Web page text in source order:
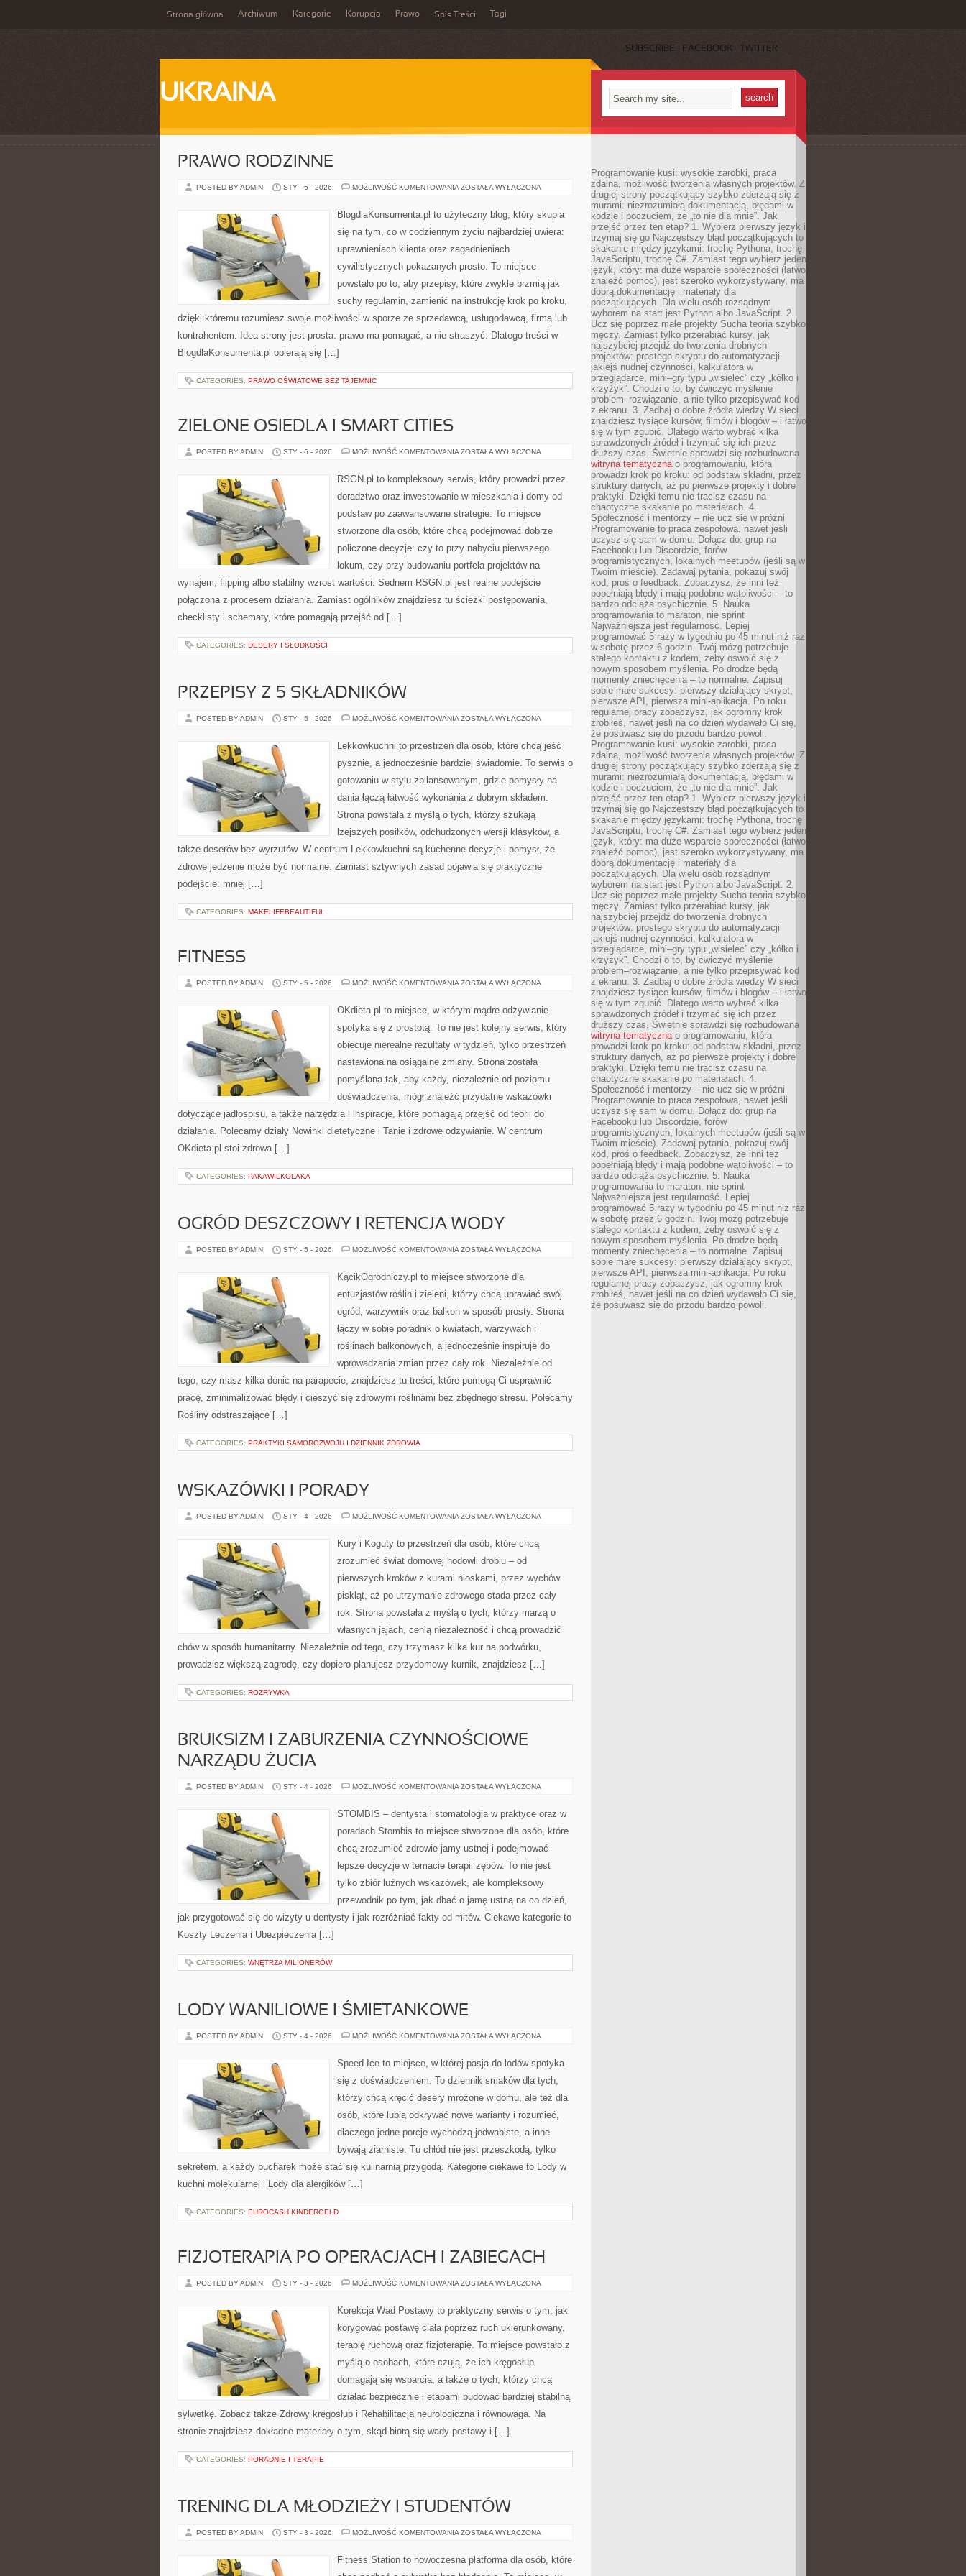
Strona główna Archiwum Kategorie Korupcja Prawo Spis Treści Tagi
SUBSCRIBE FACEBOOK TWITTER
UKRAINA
PRAWO RODZINNE
POSTED BY ADMIN STY - 6 - 2026 MOŻLIWOŚĆ KOMENTOWANIA PRAWO
ZOSTAŁA WYŁĄCZONA
BlogdlaKonsumenta.pl to użyteczny blog, który skupia
się na tym, co w codziennym życiu najbardziej uwiera:
uprawnieniach klienta oraz zagadnieniach
cywilistycznych pokazanych prosto. To miejsce
powstało po to, aby przepisy, które zwykle brzmią jak
suchy regulamin, zamienić na instrukcję krok po kroku,
dzięki któremu rozumiesz swoje możliwości w sporze ze sprzedawcą, usługodawcą, firmą lub
kontrahentem. Idea strony jest prosta: prawo ma pomagać, a nie straszyć. Dlatego treści w
BlogdlaKonsumenta.pl opierają się […]
CATEGORIES: PRAWO OŚWIATOWE BEZ TAJEMNIC
ZIELONE OSIEDLA I SMART CITIES
POSTED BY ADMIN STY - 6 - 2026 MOŻLIWOŚĆ KOMENTOWANIA ZIELONE
SMART
CITIES
ZOSTAŁA WYŁĄCZONA
RSGN.pl to kompleksowy serwis, który prowadzi przez
doradztwo oraz inwestowanie w mieszkania i domy od
podstaw po zaawansowane strategie. To miejsce
stworzone dla osób, które chcą podejmować dobrze
policzone decyzje: czy to przy nabyciu pierwszego
lokum, czy przy budowaniu portfela projektów na
wynajem, flipping albo stabilny wzrost wartości. Sednem RSGN.pl jest realne podejście
połączona z procesem działania. Zamiast ogólników znajdziesz tu ścieżki postępowania,
checklisty i schematy, które pomagają przejść od […]
CATEGORIES: DESERY I SŁODKOŚCI
PRZEPISY Z 5 SKŁADNIKÓW
POSTED BY ADMIN STY - 5 - 2026 MOŻLIWOŚĆ KOMENTOWANIA PRZEPISY
SKŁADNIKÓW
ZOSTAŁA WYŁĄCZONA
Lekkowkuchni to przestrzeń dla osób, które chcą jeść
pysznie, a jednocześnie bardziej świadomie. To serwis o
gotowaniu w stylu zbilansowanym, gdzie pomysły na
dania łączą łatwość wykonania z dobrym składem.
Strona powstała z myślą o tych, którzy szukają
lżejszych posiłków, odchudzonych wersji klasyków, a
także deserów bez wyrzutów. W centrum Lekkowkuchni są kuchenne decyzje i pomysł, że
zdrowe jedzenie może być normalne. Zamiast sztywnych zasad pojawia się praktyczne
podejście: mniej […]
CATEGORIES: MAKELIFEBEAUTIFUL
FITNESS
POSTED BY ADMIN STY - 5 - 2026 MOŻLIWOŚĆ KOMENTOWANIA FITNESS
ZOSTAŁA WYŁĄCZONA
OKdieta.pl to miejsce, w którym mądre odżywianie
spotyka się z prostotą. To nie jest kolejny serwis, który
obiecuje nierealne rezultaty w tydzień, tylko przestrzeń
nastawiona na osiągalne zmiany. Strona została
pomyślana tak, aby każdy, niezależnie od poziomu
doświadczenia, mógł znaleźć przydatne wskazówki
dotyczące jadłospisu, a także narzędzia i inspiracje, które pomagają przejść od teorii do
działania. Polecamy działy Nowinki dietetyczne i Tanie i zdrowe odżywianie. W centrum
OKdieta.pl stoi zdrowa […]
CATEGORIES: PAKAWILKOLAKA
OGRÓD DESZCZOWY I RETENCJA WODY
POSTED BY ADMIN STY - 5 - 2026 MOŻLIWOŚĆ KOMENTOWANIA OGRÓD
RETENCJA
WODY
ZOSTAŁA WYŁĄCZONA
KącikOgrodniczy.pl to miejsce stworzone dla
entuzjastów roślin i zieleni, którzy chcą uprawiać swój
ogród, warzywnik oraz balkon w sposób prosty. Strona
łączy w sobie poradnik o kwiatach, warzywach i
roślinach balkonowych, a jednocześnie inspiruje do
wprowadzania zmian przez cały rok. Niezależnie od
tego, czy masz kilka donic na parapecie, znajdziesz tu treści, które pomogą Ci usprawnić
pracę, zminimalizować błędy i cieszyć się zdrowymi roślinami bez zbędnego stresu. Polecamy
Rośliny odstraszające […]
CATEGORIES: PRAKTYKI SAMOROZWOJU I DZIENNIK ZDROWIA
WSKAZÓWKI I PORADY
POSTED BY ADMIN STY - 4 - 2026 MOŻLIWOŚĆ KOMENTOWANIA WSKAZÓWKI
ZOSTAŁA WYŁĄCZONA
Kury i Koguty to przestrzeń dla osób, które chcą
zrozumieć świat domowej hodowli drobiu – od
pierwszych kroków z kurami nioskami, przez wychów
piskląt, aż po utrzymanie zdrowego stada przez cały
rok. Strona powstała z myślą o tych, którzy marzą o
własnych jajach, cenią niezależność i chcą prowadzić
chów w sposób humanitarny. Niezależnie od tego, czy trzymasz kilka kur na podwórku,
prowadzisz większą zagrodę, czy dopiero planujesz przydomowy kurnik, znajdziesz […]
CATEGORIES: ROZRYWKA
BRUKSIZM I ZABURZENIA CZYNNOŚCIOWE
NARZĄDU ŻUCIA
POSTED BY ADMIN STY - 4 - 2026 MOŻLIWOŚĆ KOMENTOWANIA BRUKSIZM
CZYNNOŚCIOWE
NARZĄDU
ZOSTAŁA WYŁĄCZONA
STOMBIS – dentysta i stomatologia w praktyce oraz w
poradach Stombis to miejsce stworzone dla osób, które
chcą zrozumieć zdrowie jamy ustnej i podejmować
lepsze decyzje w temacie terapii zębów. To nie jest
tylko zbiór luźnych wskazówek, ale kompleksowy
przewodnik po tym, jak dbać o jamę ustną na co dzień,
jak przygotować się do wizyty u dentysty i jak rozróżniać fakty od mitów. Ciekawe kategorie to
Koszty Leczenia i Ubezpieczenia […]
CATEGORIES: WNĘTRZA MILIONERÓW
LODY WANILIOWE I ŚMIETANKOWE
POSTED BY ADMIN STY - 4 - 2026 MOŻLIWOŚĆ KOMENTOWANIA LODY
ŚMIETANKOWE
ZOSTAŁA WYŁĄCZONA
Speed-Ice to miejsce, w której pasja do lodów spotyka
się z doświadczeniem. To dziennik smaków dla tych,
którzy chcą kręcić desery mrożone w domu, ale też dla
osób, które lubią odkrywać nowe warianty i rozumieć,
dlaczego jedne porcje wychodzą jedwabiste, a inne
bywają ziarniste. Tu chłód nie jest przeszkodą, tylko
sekretem, a każdy pucharek może stać się kulinarnią przygodą. Kategorie ciekawe to Lody w
kuchni molekularnej i Lody dla alergików […]
CATEGORIES: EUROCASH KINDERGELD
FIZJOTERAPIA PO OPERACJACH I ZABIEGACH
POSTED BY ADMIN STY - 3 - 2026 MOŻLIWOŚĆ KOMENTOWANIA FIZJOTERAPIA
I
ZABIEGACH
ZOSTAŁA WYŁĄCZONA
Korekcja Wad Postawy to praktyczny serwis o tym, jak
korygować postawę ciała poprzez ruch ukierunkowany,
terapię ruchową oraz fizjoterapię. To miejsce powstało z
myślą o osobach, które czują, że ich kręgosłup
domagają się wsparcia, a także o tych, którzy chcą
działać bezpiecznie i etapami budować bardziej stabilną
sylwetkę. Zobacz także Zdrowy kręgosłup i Rehabilitacja neurologiczna i równowaga. Na
stronie znajdziesz dokładne materiały o tym, skąd biorą się wady postawy i […]
CATEGORIES: PORADNIE I TERAPIE
TRENING DLA MŁODZIEŻY I STUDENTÓW
POSTED BY ADMIN STY - 3 - 2026 MOŻLIWOŚĆ KOMENTOWANIA TRENING
STUDENTÓW
ZOSTAŁA WYŁĄCZONA
Fitness Station to nowoczesna platforma dla osób, które
Programowanie kusi: wysokie zarobki, praca
zdalna, możliwość tworzenia własnych projektów. Z
drugiej strony początkujący szybko zderzają się z
murami: niezrozumiałą dokumentacją, błędami w
kodzie i poczuciem, że „to nie dla mnie”. Jak
przejść przez ten etap? 1. Wybierz pierwszy język i
trzymaj się go Najczęstszy błąd początkujących to
skakanie między językami: trochę Pythona, trochę
JavaScriptu, trochę C#. Zamiast tego wybierz jeden
język, który: ma duże wsparcie społeczności (łatwo
znaleźć pomoc), jest szeroko wykorzystywany, ma
dobrą dokumentację i materiały dla
początkujących. Dla wielu osób rozsądnym
wyborem na start jest Python albo JavaScript. 2.
Ucz się poprzez małe projekty Sucha teoria szybko
męczy. Zamiast tylko przerabiać kursy, jak
najszybciej przejdź do tworzenia drobnych
projektów: prostego skryptu do automatyzacji
jakiejś nudnej czynności, kalkulatora w
przeglądarce, mini–gry typu „wisielec” czy „kółko i
krzyżyk”. Chodzi o to, by ćwiczyć myślenie
problem–rozwiązanie, a nie tylko przepisywać kod
z ekranu. 3. Zadbaj o dobre źródła wiedzy W sieci
znajdziesz tysiące kursów, filmów i blogów – i łatwo
się w tym zgubić. Dlatego warto wybrać kilka
sprawdzonych źródeł i trzymać się ich przez
dłuższy czas. Świetnie sprawdzi się rozbudowana
witryna tematycznao programowaniu, która
prowadzi krok po kroku: od podstaw składni, przez
struktury danych, aż po pierwsze projekty i dobre
praktyki. Dzięki temu nie tracisz czasu na
chaotyczne skakanie po materiałach. 4.
Społeczność i mentorzy – nie ucz się w próżni
Programowanie to praca zespołowa, nawet jeśli
uczysz się sam w domu. Dołącz do: grup na
Facebooku lub Discordzie, forów
programistycznych, lokalnych meetupów (jeśli są w
Twoim mieście). Zadawaj pytania, pokazuj swój
kod, proś o feedback. Zobaczysz, że inni też
popełniają błędy i mają podobne wątpliwości – to
bardzo odciąża psychicznie. 5. Nauka
programowania to maraton, nie sprint
Najważniejsza jest regularność. Lepiej
programować 5 razy w tygodniu po 45 minut niż raz
w sobotę przez 6 godzin. Twój mózg potrzebuje
stałego kontaktu z kodem, żeby oswoić się z
nowym sposobem myślenia. Po drodze będą
momenty zniechęcenia – to normalne. Zapisuj
sobie małe sukcesy: pierwszy działający skrypt,
pierwsze API, pierwsza mini-aplikacja. Po roku
regularnej pracy zobaczysz, jak ogromny krok
zrobiłeś, nawet jeśli na co dzień wydawało Ci się,
że posuwasz się do przodu bardzo powoli.
Programowanie kusi: wysokie zarobki, praca
zdalna, możliwość tworzenia własnych projektów. Z
drugiej strony początkujący szybko zderzają się z
murami: niezrozumiałą dokumentacją, błędami w
kodzie i poczuciem, że „to nie dla mnie”. Jak
przejść przez ten etap? 1. Wybierz pierwszy język i
trzymaj się go Najczęstszy błąd początkujących to
skakanie między językami: trochę Pythona, trochę
JavaScriptu, trochę C#. Zamiast tego wybierz jeden
język, który: ma duże wsparcie społeczności (łatwo
znaleźć pomoc), jest szeroko wykorzystywany, ma
dobrą dokumentację i materiały dla
początkujących. Dla wielu osób rozsądnym
wyborem na start jest Python albo JavaScript. 2.
Ucz się poprzez małe projekty Sucha teoria szybko
męczy. Zamiast tylko przerabiać kursy, jak
najszybciej przejdź do tworzenia drobnych
projektów: prostego skryptu do automatyzacji
jakiejś nudnej czynności, kalkulatora w
przeglądarce, mini–gry typu „wisielec” czy „kółko i
krzyżyk”. Chodzi o to, by ćwiczyć myślenie
problem–rozwiązanie, a nie tylko przepisywać kod
z ekranu. 3. Zadbaj o dobre źródła wiedzy W sieci
znajdziesz tysiące kursów, filmów i blogów – i łatwo
się w tym zgubić. Dlatego warto wybrać kilka
sprawdzonych źródeł i trzymać się ich przez
dłuższy czas. Świetnie sprawdzi się rozbudowana
witryna tematycznao programowaniu, która
prowadzi krok po kroku: od podstaw składni, przez
struktury danych, aż po pierwsze projekty i dobre
praktyki. Dzięki temu nie tracisz czasu na
chaotyczne skakanie po materiałach. 4.
Społeczność i mentorzy – nie ucz się w próżni
Programowanie to praca zespołowa, nawet jeśli
uczysz się sam w domu. Dołącz do: grup na
Facebooku lub Discordzie, forów
programistycznych, lokalnych meetupów (jeśli są w
Twoim mieście). Zadawaj pytania, pokazuj swój
kod, proś o feedback. Zobaczysz, że inni też
popełniają błędy i mają podobne wątpliwości – to
bardzo odciąża psychicznie. 5. Nauka
programowania to maraton, nie sprint
Najważniejsza jest regularność. Lepiej
programować 5 razy w tygodniu po 45 minut niż raz
w sobotę przez 6 godzin. Twój mózg potrzebuje
stałego kontaktu z kodem, żeby oswoić się z
nowym sposobem myślenia. Po drodze będą
momenty zniechęcenia – to normalne. Zapisuj
sobie małe sukcesy: pierwszy działający skrypt,
pierwsze API, pierwsza mini-aplikacja. Po roku
regularnej pracy zobaczysz, jak ogromny krok
zrobiłeś, nawet jeśli na co dzień wydawało Ci się,
że posuwasz się do przodu bardzo powoli.